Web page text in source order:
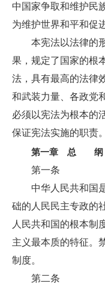
中国家争取和维护民
为维护世界和平和促
本宪法以法律的
果，规定了国家的根
法，具有最高的法律
和武装力量、各政党
必须以宪法为根本的
保证宪法实施的职责。
第一章 总 纲
第一条
中华人民共和国
础的人民民主专政的
人民共和国的根本制
主义最本质的特征。
制度。
第二条